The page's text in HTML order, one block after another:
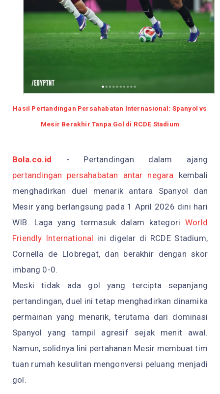
Hasil Pertandingan Persahabatan Internasional: Spanyol vs
Mesir Berakhir Tanpa Gol di RCDE Stadium
Bola.co.id - Pertandingan dalam ajang
pertandingan persahabatan antar negara kembali
menghadirkan duel menarik antara Spanyol dan
Mesir yang berlangsung pada 1 April 2026 dini hari
WIB. Laga yang termasuk dalam kategori World
Friendly International ini digelar di RCDE Stadium,
Cornella de Llobregat, dan berakhir dengan skor
imbang 0-0.
Meski tidak ada gol yang tercipta sepanjang
pertandingan, duel ini tetap menghadirkan dinamika
permainan yang menarik, terutama dari dominasi
Spanyol yang tampil agresif sejak menit awal.
Namun, solidnya lini pertahanan Mesir membuat tim
tuan rumah kesulitan mengonversi peluang menjadi
gol.